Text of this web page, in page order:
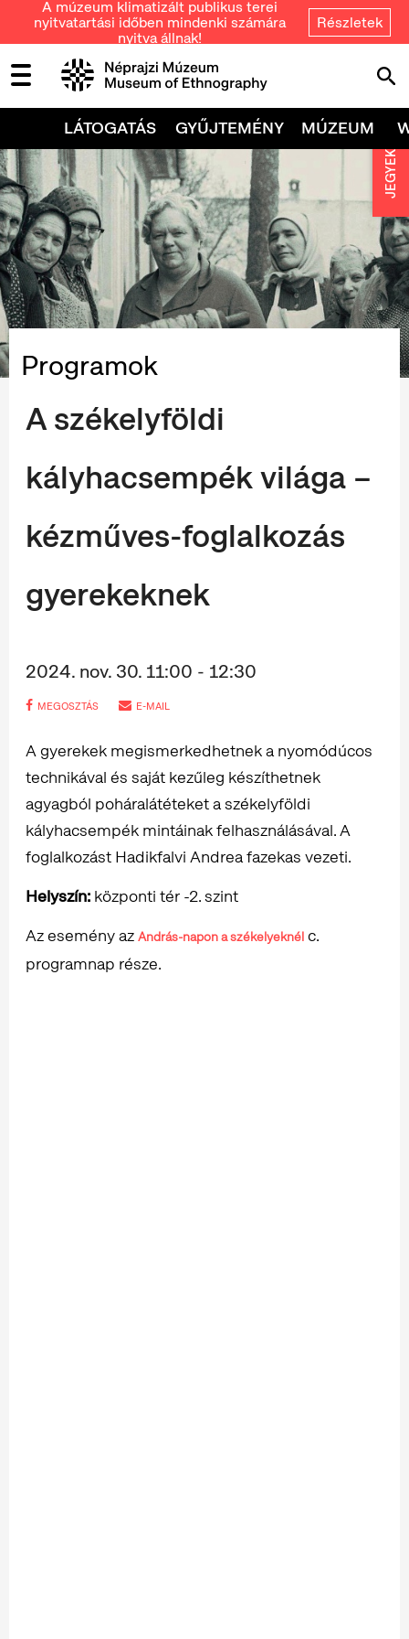
A múzeum klimatizált publikus terei
nyitvatartási időben mindenki számára
nyitva állnak!
Részletek
LÁTOGATÁS GYŰJTEMÉNY MÚZEUM
Programok
A székelyföldi
kályhacsempék világa –
kézműves-foglalkozás
gyerekeknek
2024. nov. 30. 11:00 - 12:30
MEGOSZTÁS E-MAIL
A gyerekek megismerkedhetnek a nyomódúcos
technikával és saját kezűleg készíthetnek
agyagból poháralátéteket a székelyföldi
kályhacsempék mintáinak felhasználásával. A
foglalkozást Hadikfalvi Andrea fazekas vezeti.
Helyszín: központi tér -2. szint
Az esemény az András-napon a székelyeknél c.
programnap része.
JEGYEK